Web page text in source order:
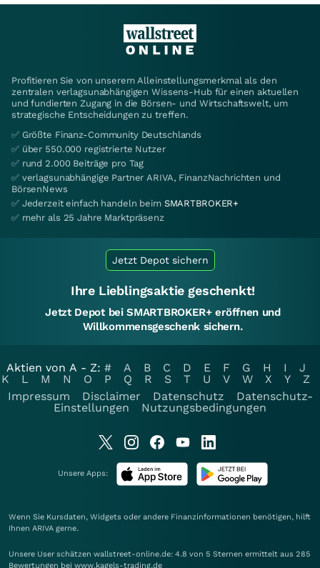
Profitieren Sie von unserem Alleinstellungsmerkmal als den
zentralen verlagsunabhängigen Wissens-Hub für einen aktuellen
und fundierten Zugang in die Börsen- und Wirtschaftswelt, um
strategische Entscheidungen zu treffen.
✅ Größte Finanz-Community Deutschlands
✅ über 550.000 registrierte Nutzer
✅ rund 2.000 Beiträge pro Tag
✅ verlagsunabhängige Partner ARIVA, FinanzNachrichten und
BörsenNews
✅ Jederzeit einfach handeln beim SMARTBROKER+
✅ mehr als 25 Jahre Marktpräsenz
Jetzt Depot sichern
Ihre Lieblingsaktie geschenkt!
Jetzt Depot bei SMARTBROKER+ eröffnen und
Willkommensgeschenk sichern.
Aktien von A - Z: # A B C D E F G H I
J
K
L M N O P Q R S T U V W X Y
Z
Impressum
Disclaimer Datenschutz
Datenschutz-
Einstellungen
Nutzungsbedingungen
Unsere Apps:
Wenn Sie Kursdaten, Widgets oder andere Finanzinformationen benötigen, hilft
Ihnen ARIVA gerne.
Unsere User schätzen wallstreet-online.de: 4.8 von 5 Sternen ermittelt aus 285
Bewertungen bei www.kagels-trading.de